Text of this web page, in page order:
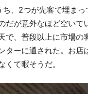
、2つが先客で埋ま
だが意外なほど空い
で、普段以上に市場
ターに通された。お
て暇そうだ。